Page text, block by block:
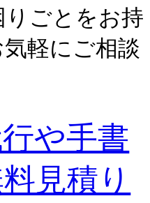
ごとをお持
軽にご相談
や手書
見積り